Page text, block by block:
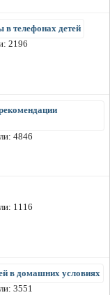
телефонах детей
2196
4846
1116
в домашних условиях
3551